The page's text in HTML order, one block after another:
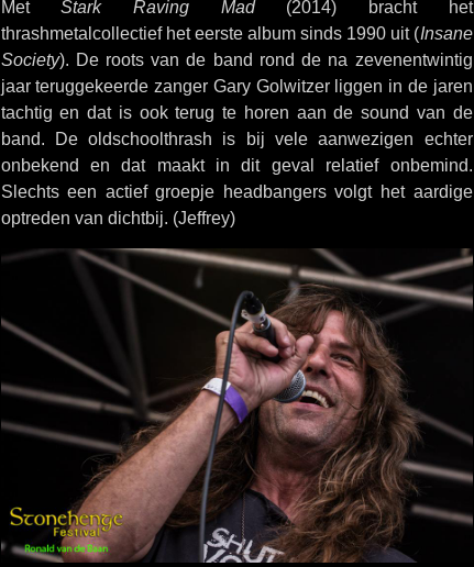
MetStark Raving Mad(2014) bracht het
thrashmetalcollectief het eerste album sinds 1990 uit (Insane
Society). De roots van de band rond de na zevenentwintig
jaar teruggekeerde zanger Gary Golwitzer liggen in de jaren
tachtig en dat is ook terug te horen aan de sound van de
band. De oldschoolthrash is bij vele aanwezigen echter
onbekend en dat maakt in dit geval relatief onbemind.
Slechts een actief groepje headbangers volgt het aardige
optreden van dichtbij. (Jeffrey)